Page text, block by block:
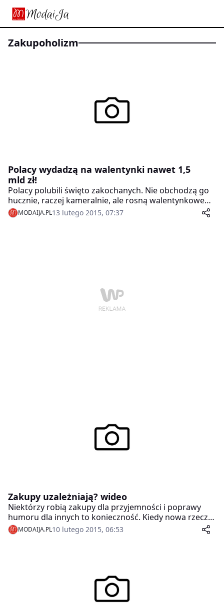
zakupoholizm
Polacy wydadzą na walentynki nawet 1,5
mld zł!
Polacy polubili święto zakochanych. Nie obchodzą go
hucznie, raczej kameralnie, ale rosną walentynkowe
budżety Polaków. To okazja dla handlowców, którzy po
okresie styczniowego spowolnienia liczą na wzrost
MODAIJA.PL13 lutego 2015, 07:37
Zakupy uzależniają? wideo
Niektórzy robią zakupy dla przyjemności i poprawy
humoru dla innych to konieczność. Kiedy nowa rzecz
już nie cieszy, a dalej kupuje się kolejne może to być
sygnał uzależnienia.
MODAIJA.PL10 lutego 2015, 06:53